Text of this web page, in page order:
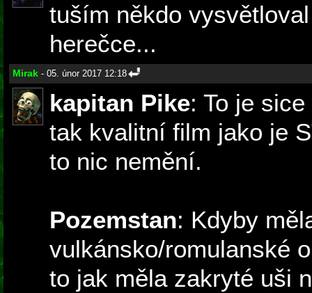
tuším někdo
herečce...
Mirak - 05. únor 2017 12:18
kapitan Pike: To je
tak kvalitní film jako je
to nic nemění.
Pozemstan: Kdyby
vulkánsko/romulanské
to jak měla zakryté uši